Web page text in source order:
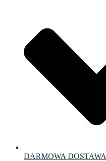
DARMOWA DOSTAWA